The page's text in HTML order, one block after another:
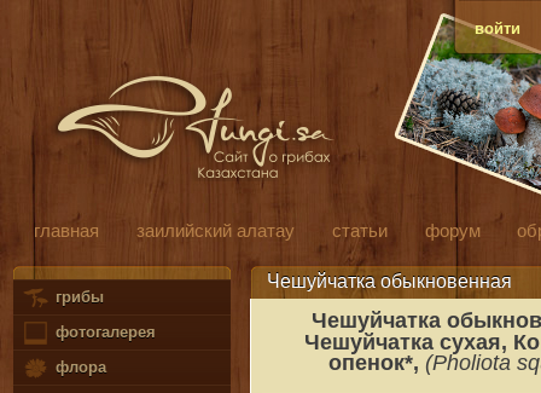
войти
главная заилийский алатау статьи форум
грибы
фотогалерея
флора
Чешуйчатка обыкновенная
Чешуйчатка
Чешуйчатка сухая,
опенок*, (Pholiota